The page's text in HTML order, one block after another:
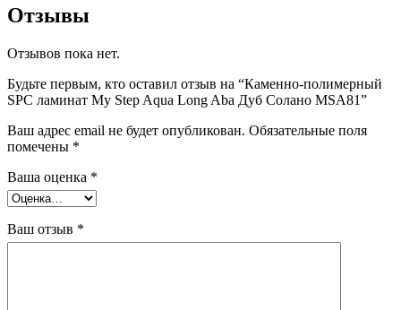
Отзывы
Отзывов пока нет.
Будьте первым, кто оставил отзыв на “Каменно-полимерный
SPC ламинат My Step Aqua Long Aba Дуб Солано MSA81”
Ваш адрес email не будет опубликован. Обязательные поля
помечены *
Ваша оценка *
Ваш отзыв *